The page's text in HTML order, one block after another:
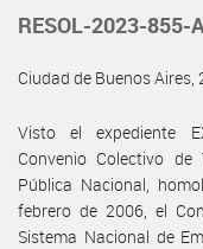
RESOL-2023-855-
Ciudad de Buenos
Visto el expediente
Convenio Colectivo
Pública Nacional,
febrero de 2006, el
Sistema Nacional de